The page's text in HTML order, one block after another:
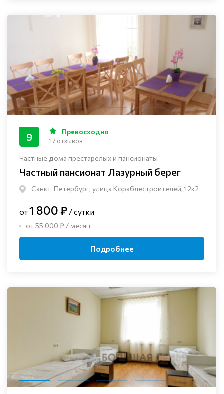
Частные дома престарелых и пансионаты
Частный пансионат Лазурный берег
Санкт-Петербург, улица Кораблестроителей, 12к2
9 Превосходно
17 отзывов
от1 800 ₽ / сутки
от 55 000 ₽ / месяц
Подробнее